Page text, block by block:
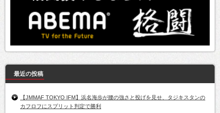
最近の投稿
【JMMAF TOKYO IFM】浜名海歩が腰の強さと投げを見せ、タジキスタンの
カフロフにスプリット判定で勝利